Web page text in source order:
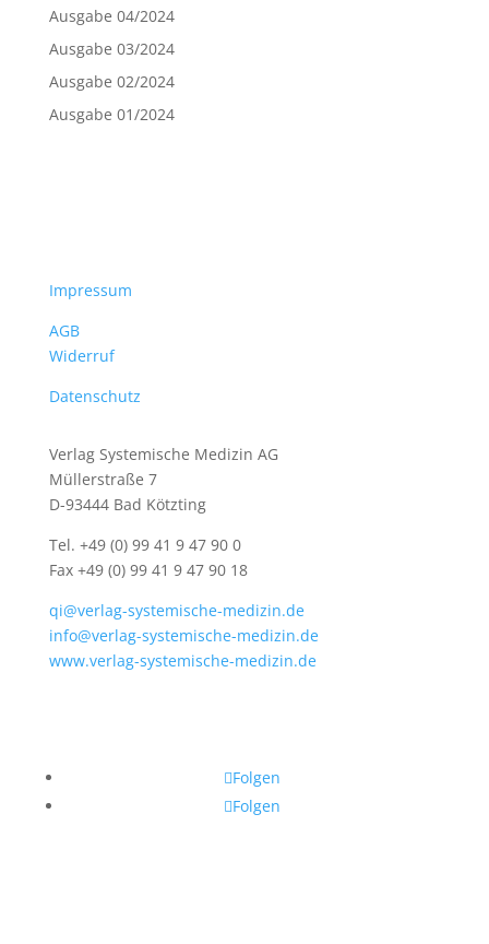
Ausgabe 04/2024
Ausgabe 03/2024
Ausgabe 02/2024
Ausgabe 01/2024
Impressum
AGB
Widerruf
Datenschutz
Verlag Systemische Medizin AG
Müllerstraße 7
D-93444 Bad Kötzting
Tel. +49 (0) 99 41 9 47 90 0
Fax +49 (0) 99 41 9 47 90 18
qi@verlag-systemische-medizin.de
info@verlag-systemische-medizin.de
www.verlag-systemische-medizin.de
Folgen
Folgen